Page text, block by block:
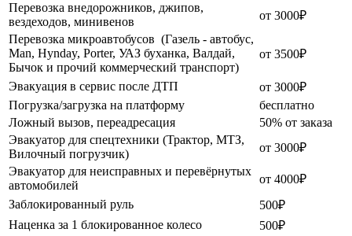
Перевозка внедорожников, джипов,
вездеходов, минивенов
от 3000₽
Перевозка микроавтобусов (Газель - автобус,
Man, Hynday, Porter, УАЗ буханка, Валдай,
Бычок и прочий коммерческий транспорт)
от 3500₽
Эвакуация в сервис после ДТП
от 3000₽
Погрузка/загрузка на платформу
бесплатно
Ложный вызов, переадресация
50% от заказа
Эвакуатор для спецтехники (Трактор, МТЗ,
Вилочный погрузчик)
от 3000₽
Эвакуатор для неисправных и перевёрнутых
автомобилей
от 4000₽
Заблокированный руль
500₽
Наценка за 1 блокированное колесо
500₽